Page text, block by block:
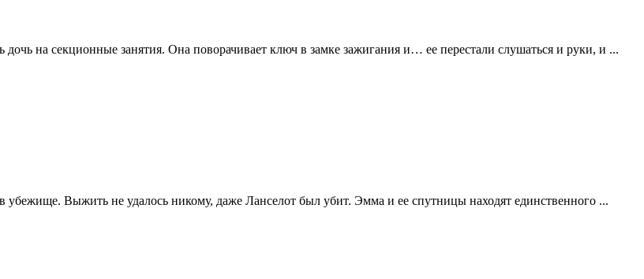
на секционные занятия. Она поворачивает ключ в замке зажигания и… ее перестали слушаться и руки, и ...
убежище. Выжить не удалось никому, даже Ланселот был убит. Эмма и ее спутницы находят единственного ...